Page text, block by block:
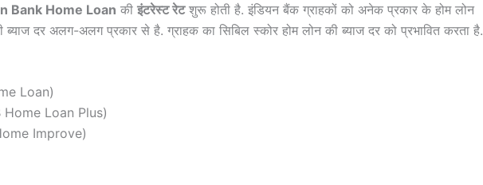
Bank Home Loan की इंटरेस्ट रेटशुरू होती है. इंडियन बैंक ग्राहकों को अनेक प्रकार के होम लोन
ब्याज दर अलग-अलग प्रकार से है. ग्राहक का सिबिल स्कोर होम लोन की ब्याज दर को प्रभावित करता है.
Loan)
Home Loan Plus)
Improve)